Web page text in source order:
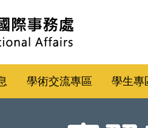
學術交流專區 學生專